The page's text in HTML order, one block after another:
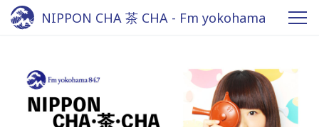
NIPPON CHA 茶 CHA - Fm yokohama